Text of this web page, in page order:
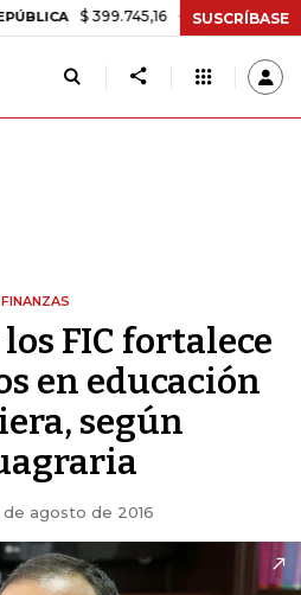
$ 399.745,16 +$ 2.295,71 +0,58%
SUSCRÍBASE
FINANZAS
FIC fortalece
en educación
según
de agosto de 2016